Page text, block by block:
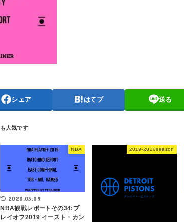
シェア はてブ 送る
NBA
2020.03.09
NBA観戦レポートその34:プ
レイオフ2019 イースト・カン
2019-2020season